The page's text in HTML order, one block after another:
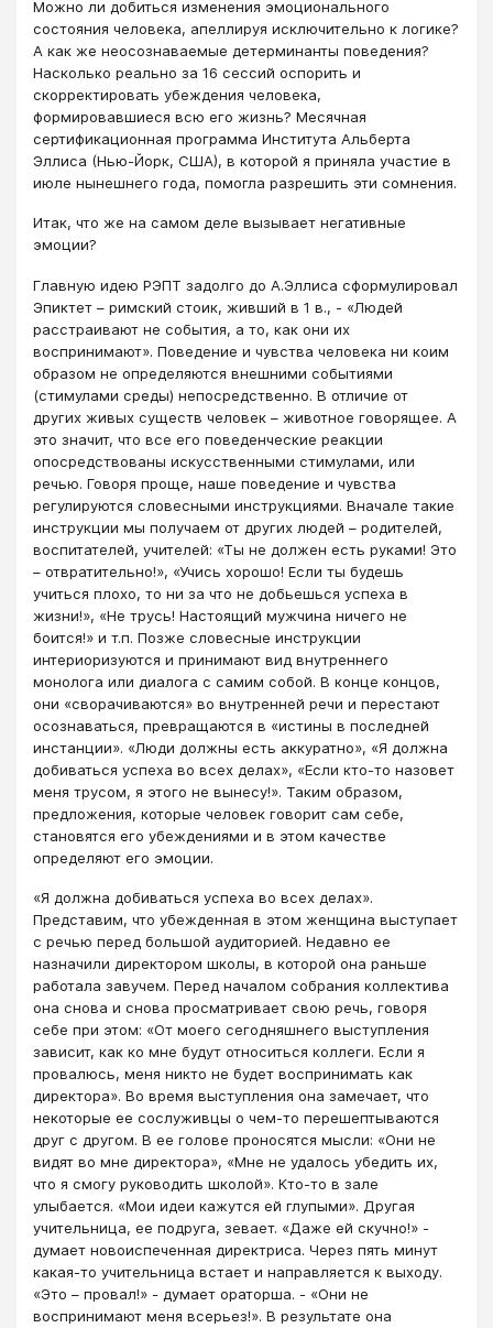
Можно ли добиться изменения эмоционального
состояния человека, апеллируя исключительно к логике?
А как же неосознаваемые детерминанты поведения?
Насколько реально за 16 сессий оспорить и
скорректировать убеждения человека,
формировавшиеся всю его жизнь? Месячная
сертификационная программа Института Альберта
Эллиса (Нью-Йорк, США), в которой я приняла участие в
июле нынешнего года, помогла разрешить эти сомнения.
Итак, что же на самом деле вызывает негативные
эмоции?
Главную идею РЭПТ задолго до А.Эллиса сформулировал
Эпиктет – римский стоик, живший в 1 в., - «Людей
расстраивают не события, а то, как они их
воспринимают». Поведение и чувства человека ни коим
образом не определяются внешними событиями
(стимулами среды) непосредственно. В отличие от
других живых существ человек – животное говорящее. А
это значит, что все его поведенческие реакции
опосредствованы искусственными стимулами, или
речью. Говоря проще, наше поведение и чувства
регулируются словесными инструкциями. Вначале такие
инструкции мы получаем от других людей – родителей,
воспитателей, учителей: «Ты не должен есть руками! Это
– отвратительно!», «Учись хорошо! Если ты будешь
учиться плохо, то ни за что не добьешься успеха в
жизни!», «Не трусь! Настоящий мужчина ничего не
боится!» и т.п. Позже словесные инструкции
интериоризуются и принимают вид внутреннего
монолога или диалога с самим собой. В конце концов,
они «сворачиваются» во внутренней речи и перестают
осознаваться, превращаются в «истины в последней
инстанции». «Люди должны есть аккуратно», «Я должна
добиваться успеха во всех делах», «Если кто-то назовет
меня трусом, я этого не вынесу!». Таким образом,
предложения, которые человек говорит сам себе,
становятся его убеждениями и в этом качестве
определяют его эмоции.
«Я должна добиваться успеха во всех делах».
Представим, что убежденная в этом женщина выступает
с речью перед большой аудиторией. Недавно ее
назначили директором школы, в которой она раньше
работала завучем. Перед началом собрания коллектива
она снова и снова просматривает свою речь, говоря
себе при этом: «От моего сегодняшнего выступления
зависит, как ко мне будут относиться коллеги. Если я
провалюсь, меня никто не будет воспринимать как
директора». Во время выступления она замечает, что
некоторые ее сослуживцы о чем-то перешептываются
друг с другом. В ее голове проносятся мысли: «Они не
видят во мне директора», «Мне не удалось убедить их,
что я смогу руководить школой». Кто-то в зале
улыбается. «Мои идеи кажутся ей глупыми». Другая
учительница, ее подруга, зевает. «Даже ей скучно!» -
думает новоиспеченная директриса. Через пять минут
какая-то учительница встает и направляется к выходу.
«Это – провал!» - думает ораторша. - «Они не
воспринимают меня всерьез!». В результате она